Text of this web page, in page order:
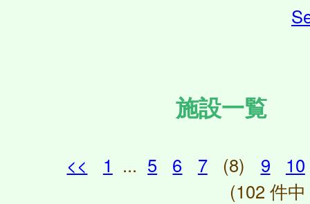
施設一覧
<< 1 ... 5 6 7 (8) 9
10
(102 件